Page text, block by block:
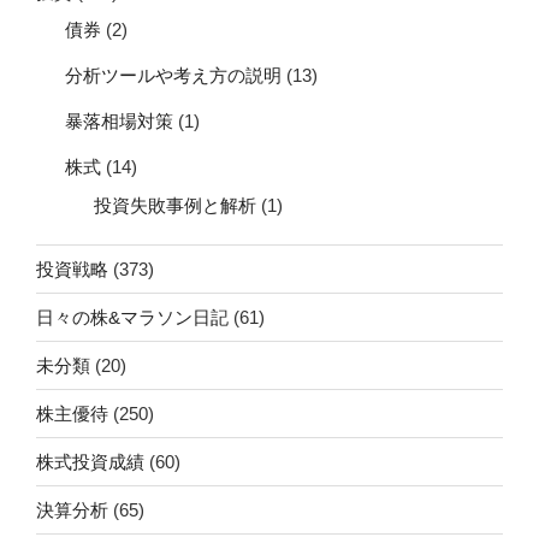
債券 (2)
分析ツールや考え方の説明 (13)
暴落相場対策 (1)
株式 (14)
投資失敗事例と解析 (1)
投資戦略 (373)
日々の株&マラソン日記 (61)
未分類 (20)
株主優待 (250)
株式投資成績 (60)
決算分析 (65)